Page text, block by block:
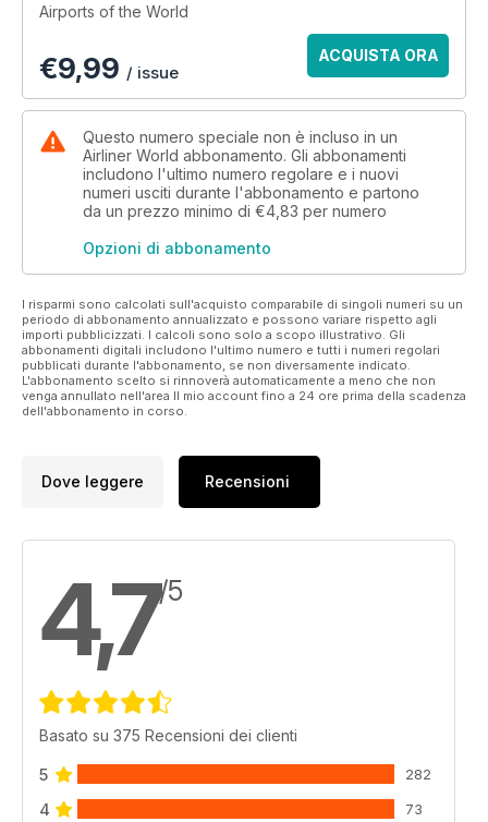
Airports of the World
€9,99 / issue
ACQUISTA ORA
Questo numero speciale non è incluso in un
Airliner World abbonamento. Gli abbonamenti
includono l'ultimo numero regolare e i nuovi
numeri usciti durante l'abbonamento e partono
da un prezzo minimo di €4,83 per numero
Opzioni di abbonamento
I risparmi sono calcolati sull'acquisto comparabile di singoli numeri su un
periodo di abbonamento annualizzato e possono variare rispetto agli
importi pubblicizzati. I calcoli sono solo a scopo illustrativo. Gli
abbonamenti digitali includono l'ultimo numero e tutti i numeri regolari
pubblicati durante l'abbonamento, se non diversamente indicato.
L'abbonamento scelto si rinnoverà automaticamente a meno che non
venga annullato nell'area Il mio account fino a 24 ore prima della scadenza
dell'abbonamento in corso.
Dove leggere Recensioni
4,7/5
Basato su 375 Recensioni dei clienti
5 282
4 73